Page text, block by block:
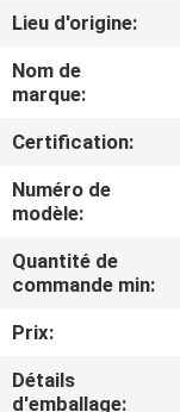
PROPOS
DE
NOUS
VISITE
DE
L'USINE
CONTRÔLE
DE
Lieu d'origine:
Nom de
marque:
Certification:
Numéro de
modèle:
Quantité de
commande min:
Prix:
Détails
d'emballage: